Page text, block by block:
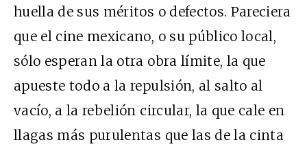
huella de sus méritos o defectos. Pareciera
que el cine mexicano, o su público local,
sólo esperan la otra obra límite, la que
apueste todo a la repulsión, al salto al
vacío, a la rebelión circular, la que cale en
llagas más purulentas que las de la cinta